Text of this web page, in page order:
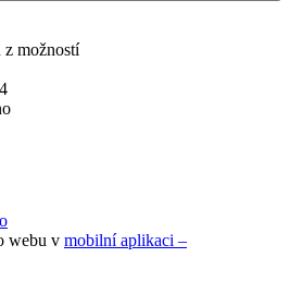
možností
webu v mobilní aplikaci –